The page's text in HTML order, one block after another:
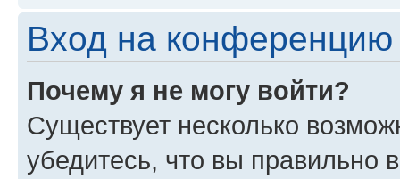
Вход на конференцию
Почему я не могу войти?
Существует несколько
убедитесь, что вы правильно